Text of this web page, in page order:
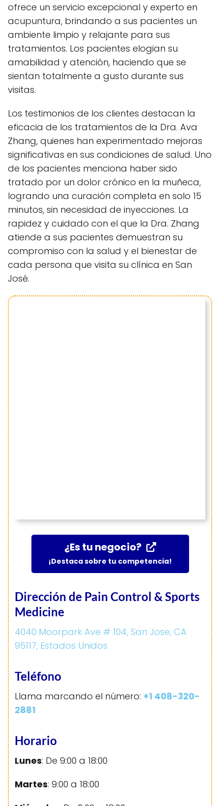
ofrece un servicio excepcional y experto en
acupuntura, brindando a sus pacientes un
ambiente limpio y relajante para sus
tratamientos. Los pacientes elogian su
amabilidad y atención, haciendo que se
sientan totalmente a gusto durante sus
visitas.
Los testimonios de los clientes destacan la
eficacia de los tratamientos de la Dra. Ava
Zhang, quienes han experimentado mejoras
significativas en sus condiciones de salud. Uno
de los pacientes menciona haber sido
tratado por un dolor crónico en la muñeca,
logrando una curación completa en solo 15
minutos, sin necesidad de inyecciones. La
rapidez y cuidado con el que la Dra. Zhang
atiende a sus pacientes demuestran su
compromiso con la salud y el bienestar de
cada persona que visita su clínica en San
José.
¿Es tu negocio?
¡Destaca sobre tu competencia!
Dirección de Pain Control & Sports
Medicine
4040 Moorpark Ave # 104, San Jose, CA
95117, Estados Unidos
Teléfono
Llama marcando el número: +1 408-320-
2881
Horario
Lunes: De 9:00 a 18:00
Martes: 9:00 a 18:00